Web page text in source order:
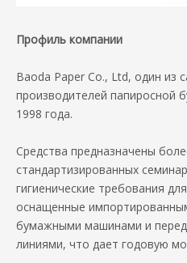
Профиль компании
Baoda Paper Co., Ltd, один из
производителей папиросной
1998 года.
Средства предназначены
стандартизированных
гигиенические требования
оснащенные
бумажными машинами и
линиями, что дает годовую